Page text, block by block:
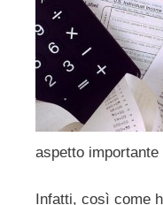
aspetto
Infatti, così come